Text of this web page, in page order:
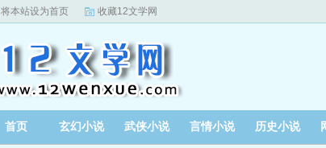
将本站设为首页 收藏12文学网
首页 玄幻小说 武侠小说 言情小说 历史小说